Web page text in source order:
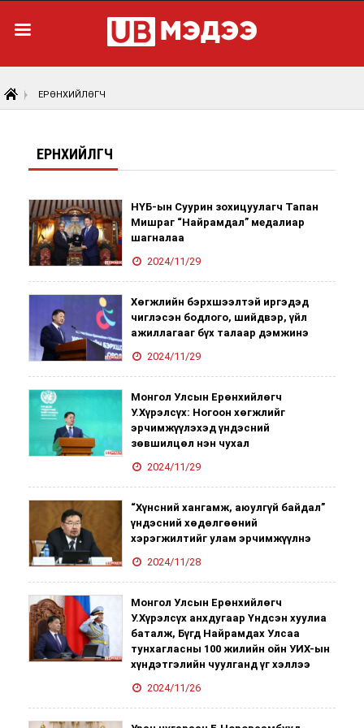
ЕРӨНХИЙЛӨГЧ
ЕРӨНХИЙЛӨГЧ
НҮБ-ын Суурин зохицуулагч Тапан
Мишраг “Найрамдал” медалиар
шагналаа
2024/11/29
Хөгжлийн бэрхшээлтэй иргэдэд
чиглэсэн бодлого, шийдвэр, үйл
ажиллагааг бүх талаар дэмжинэ
2024/11/29
Монгол Улсын Ерөнхийлөгч
У.Хүрэлсүх: Ногоон хөгжлийг
эрчимжүүлэхэд үндэсний
зөвшилцөл нэн чухал
2024/11/29
“Хүнсний хангамж, аюулгүй байдал”
үндэсний хөдөлгөөний
хэрэгжилтийг улам эрчимжүүлнэ
2024/11/28
Монгол Улсын Ерөнхийлөгч
У.Хүрэлсүх анхдугаар Үндсэн хуулиа
баталж, Бүгд Найрамдах Улсаа
тунхагласны 100 жилийн ойн УИХ-ын
хүндэтгэлийн чуулганд үг хэллээ
2024/11/26